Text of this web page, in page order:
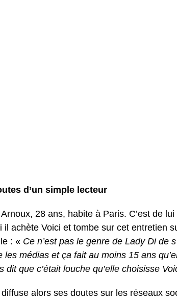
d’un simple lecteur
28 ans, habite à Paris. C’est de
il achète Voici et tombe sur cet entretien
: « Ce n’est pas le genre de Lady Di de
les médias et ça fait au moins 15 ans
dit que c’était louche qu’elle choisisse
alors ses doutes sur les réseaux